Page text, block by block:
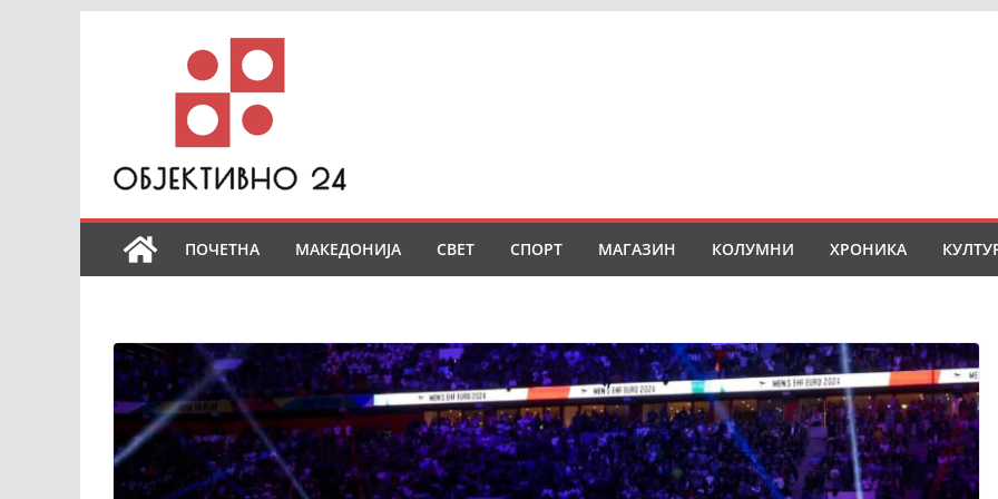
ПОЧЕТНА МАКЕДОНИЈА СВЕТ СПОРТ МАГАЗИН КОЛУМНИ ХРОНИКА